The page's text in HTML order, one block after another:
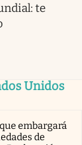
te
Unidos
embargará
de